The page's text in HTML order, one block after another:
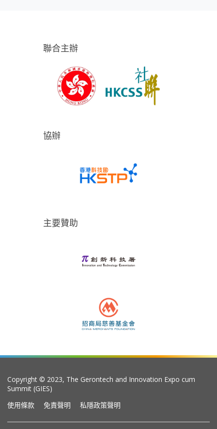
聯合主辦
協辦
主要贊助
Copyright © 2023, The Gerontech and Innovation Expo cum
Summit (GIES)
使用條款
免責聲明 私隱政策聲明